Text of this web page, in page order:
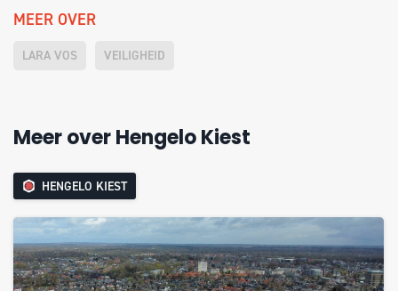
MEER OVER
LARA VOS VEILIGHEID
Meer over Hengelo Kiest
HENGELO KIEST